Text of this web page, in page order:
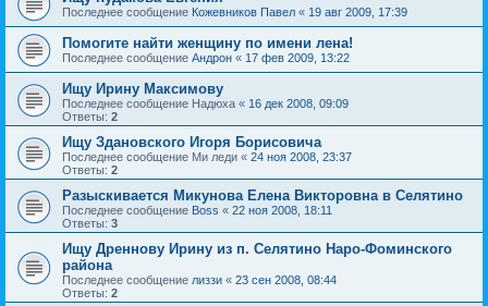
Последнее сообщение Кожевников Павел « 19 авг 2009, 17:39
Помогите найти женщину по имени лена!
Последнее сообщение Андрон « 17 фев 2009, 13:22
Ищу Ирину Максимову
Последнее сообщение Надюха « 16 дек 2008, 09:09
Ответы: 2
Ищу Здановского Игоря Борисовича
Последнее сообщение Ми леди « 24 ноя 2008, 23:37
Ответы: 2
Разыскивается Микунова Елена Викторовна в Селятино
Последнее сообщение Boss « 22 ноя 2008, 18:11
Ответы: 3
Ищу Дреннову Ирину из п. Селятино Наро-Фоминского
района
Последнее сообщение лиззи « 23 сен 2008, 08:44
Ответы: 2